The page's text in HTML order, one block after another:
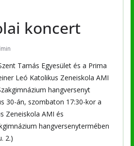
koncert
Tamás Egyesület és a Prima
Leó Katolikus Zeneiskola AMI
hangversenyt
30-án, szombaton 17:30-kor a
Zeneiskola AMI és
hangversenytermében
2.)